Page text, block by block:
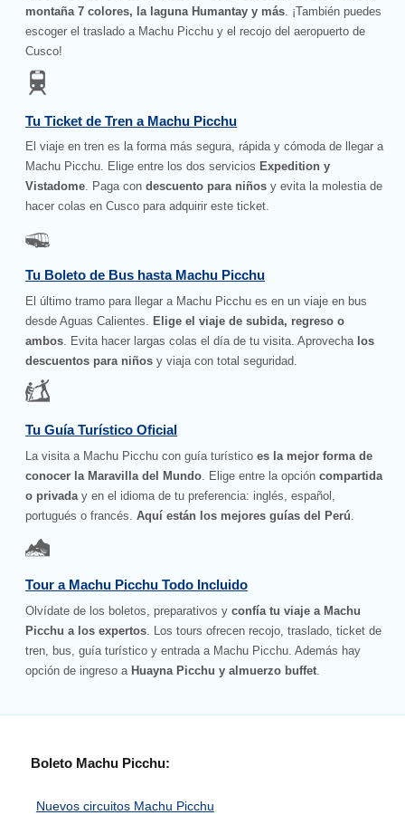
montaña 7 colores, la laguna Humantay y más. ¡También puedes
escoger el traslado a Machu Picchu y el recojo del aeropuerto de
Cusco!
Tu Ticket de Tren a Machu Picchu
El viaje en tren es la forma más segura, rápida y cómoda de llegar a
Machu Picchu. Elige entre los dos servicios Expedition y
Vistadome. Paga condescuento para niños y evita la molestia de
hacer colas en Cusco para adquirir este ticket.
Tu Boleto de Bus hasta Machu Picchu
El último tramo para llegar a Machu Picchu es en un viaje en bus
desde Aguas Calientes.
Elige el viaje de subida, regreso o
ambos . Evita hacer largas colas el día de tu visita. Aprovecha los
descuentos para niños y viaja con total seguridad.
Tu Guía Turístico Oficial
La visita a Machu Picchu con guía turístico es la mejor forma de
conocer la Maravilla del Mundo . Elige entre la opcióncompartida
o privada y en el idioma de tu preferencia: inglés, español,
portugués o francés.Aquí están los mejores guías del Perú
Tour a Machu Picchu Todo Incluido
Olvídate de los boletos, preparativos yconfía tu viaje a Machu
Picchu a los expertos . Los tours ofrecen recojo, traslado, ticket de
tren, bus, guía turístico y entrada a Machu Picchu. Además hay
opción de ingreso a Huayna Picchu y almuerzo buffet
Boleto Machu Picchu:
Nuevos circuitos Machu Picchu